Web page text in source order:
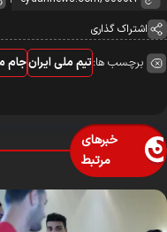
اشتراک گذاری
برچسب ها:تیم ملی ایرانجام
خبرهای
مرتبط